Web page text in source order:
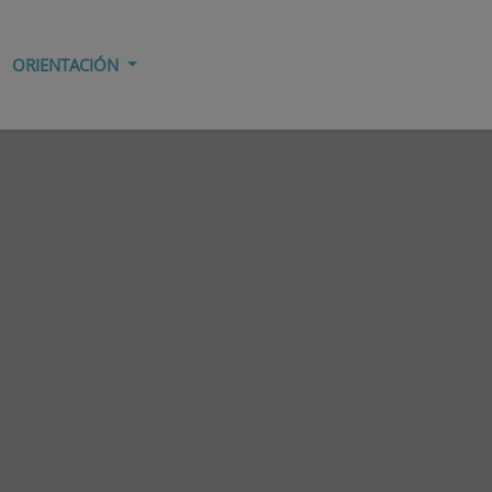
ORIENTACIÓN